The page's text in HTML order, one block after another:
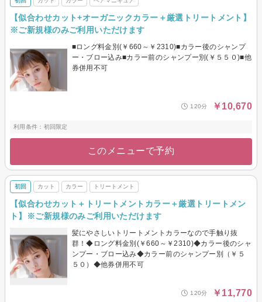
【似合わせカット+オーガニックカラー＋厳選トリートメント】
※ご新規様のみご利用いただけます
■ロング料金別(￥660～￥2310)■カラー後のシャンプ
ー・ブロー込み■カラー前のシャンプー別(￥５５０)■他
券併用不可
120分 ￥10,670
利用条件：初回限定
このメニューで予約
初回 カット カラー トリートメント
【似合わせカット＋トリートメントカラー＋厳選トリートメン
ト】※ご新規様のみご利用いただけます
髪にやさしいトリートメントカラーなので手触り抜
群！◆ロング料金別(￥660～￥2310)◆カラー後のシャ
ンプー・ブロー込み◆カラー前のシャンプー別（￥５
５０）◆他券併用不可
120分 ￥11,770